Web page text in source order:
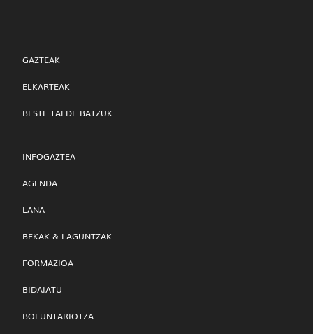
GAZTEAK
ELKARTEAK
BESTE TALDE BATZUK
INFOGAZTEA
AGENDA
LANA
BEKAK & LAGUNTZAK
FORMAZIOA
BIDAIATU
BOLUNTARIOTZA